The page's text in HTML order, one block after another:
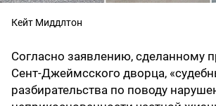
Кейт Миддлтон
Согласно заявлению, сделанному
Сент-Джеймсского дворца,
разбирательства по поводу